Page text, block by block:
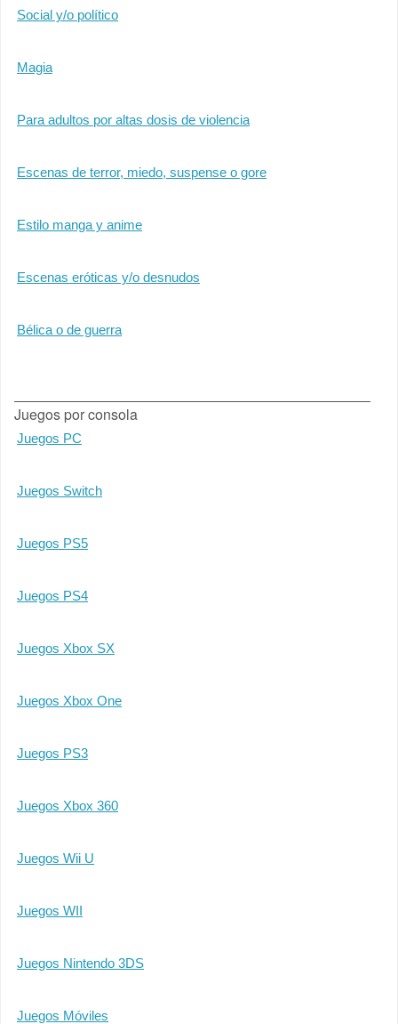
Social y/o político
Magia
Para adultos por altas dosis de violencia
Escenas de terror, miedo, suspense o gore
Estilo manga y anime
Escenas eróticas y/o desnudos
Bélica o de guerra
Juegos por consola
Juegos PC
Juegos Switch
Juegos PS5
Juegos PS4
Juegos Xbox SX
Juegos Xbox One
Juegos PS3
Juegos Xbox 360
Juegos Wii U
Juegos WII
Juegos Nintendo 3DS
Juegos Móviles